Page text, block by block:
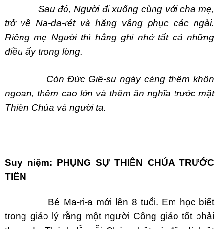
Sau đó, Người đi xuống cùng với cha mẹ,
trở về Na-da-rét và hằng vâng phục các ngài.
Riêng mẹ Người thì hằng ghi nhớ tất cả những
điều ấy trong lòng.
Còn Đức Giê-su ngày càng thêm khôn
ngoan, thêm cao lớn và thêm ân nghĩa trước mặt
Thiên Chúa và người ta.
Suy niệm: PHỤNG SỰ THIÊN CHÚA TRƯỚC
TIÊN
Bé Ma-ri-a mới lên 8 tuổi. Em học biết
trong giáo lý rằng một người Công giáo tốt phải